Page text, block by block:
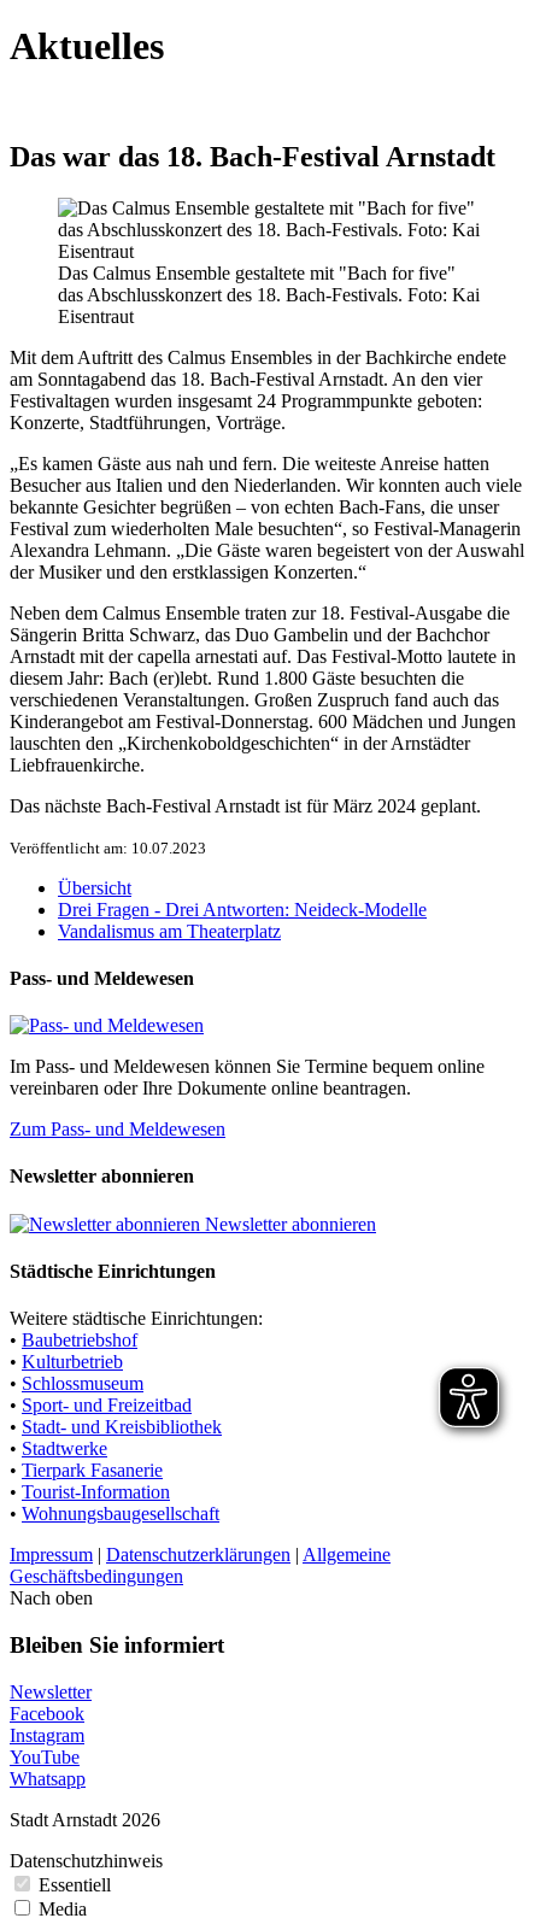
Aktuelles
Das war das 18. Bach-Festival Arnstadt
Das Calmus Ensemble gestaltete mit "Bach for five"
das Abschlusskonzert des 18. Bach-Festivals. Foto: Kai
Eisentraut
Mit dem Auftritt des Calmus Ensembles in der Bachkirche endete
am Sonntagabend das 18. Bach-Festival Arnstadt. An den vier
Festivaltagen wurden insgesamt 24 Programmpunkte geboten:
Konzerte, Stadtführungen, Vorträge.
„Es kamen Gäste aus nah und fern. Die weiteste Anreise hatten
Besucher aus Italien und den Niederlanden. Wir konnten auch viele
bekannte Gesichter begrüßen – von echten Bach-Fans, die unser
Festival zum wiederholten Male besuchten“, so Festival-Managerin
Alexandra Lehmann. „Die Gäste waren begeistert von der Auswahl
der Musiker und den erstklassigen Konzerten.“
Neben dem Calmus Ensemble traten zur 18. Festival-Ausgabe die
Sängerin Britta Schwarz, das Duo Gambelin und der Bachchor
Arnstadt mit der capella arnestati auf. Das Festival-Motto lautete in
diesem Jahr: Bach (er)lebt. Rund 1.800 Gäste besuchten die
verschiedenen Veranstaltungen. Großen Zuspruch fand auch das
Kinderangebot am Festival-Donnerstag. 600 Mädchen und Jungen
lauschten den „Kirchenkoboldgeschichten“ in der Arnstädter
Liebfrauenkirche.
Das nächste Bach-Festival Arnstadt ist für März 2024 geplant.
Veröffentlicht am: 10.07.2023
Übersicht
Drei Fragen - Drei Antworten: Neideck-Modelle
Vandalismus am Theaterplatz
Pass- und Meldewesen
Im Pass- und Meldewesen können Sie Termine bequem online
vereinbaren oder Ihre Dokumente online beantragen.
Zum Pass- und Meldewesen
Newsletter abonnieren
Newsletter abonnieren
Städtische Einrichtungen
Weitere städtische Einrichtungen:
• Baubetriebshof
• Kulturbetrieb
• Schlossmuseum
• Sport- und Freizeitbad
• Stadt- und Kreisbibliothek
• Stadtwerke
• Tierpark Fasanerie
• Tourist-Information
• Wohnungsbaugesellschaft
Impressum | Datenschutzerklärungen | Allgemeine
Geschäftsbedingungen
Nach oben
Bleiben Sie informiert
Newsletter
Facebook
Instagram
YouTube
Whatsapp
Stadt Arnstadt 2026
Datenschutzhinweis
Essentiell
Media